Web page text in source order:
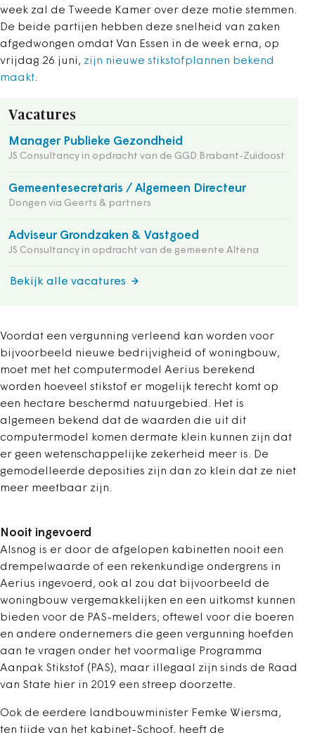
week zal de Tweede Kamer over deze motie stemmen.
De beide partijen hebben deze snelheid van zaken
afgedwongen omdat Van Essen in de week erna, op
vrijdag 26 juni, zijn nieuwe stikstofplannen bekend
maakt.
Vacatures
Manager Publieke Gezondheid
JS Consultancy in opdracht van de GGD Brabant-Zuidoost
Gemeentesecretaris / Algemeen Directeur
Dongen via Geerts & partners
Adviseur Grondzaken & Vastgoed
JS Consultancy in opdracht van de gemeente Altena
Bekijk alle vacatures
Voordat een vergunning verleend kan worden voor
bijvoorbeeld nieuwe bedrijvigheid of woningbouw,
moet met het computermodel Aerius berekend
worden hoeveel stikstof er mogelijk terecht komt op
een hectare beschermd natuurgebied. Het is
algemeen bekend dat de waarden die uit dit
computermodel komen dermate klein kunnen zijn dat
er geen wetenschappelijke zekerheid meer is. De
gemodelleerde deposities zijn dan zo klein dat ze niet
meer meetbaar zijn.
Nooit ingevoerd
Alsnog is er door de afgelopen kabinetten nooit een
drempelwaarde of een rekenkundige ondergrens in
Aerius ingevoerd, ook al zou dat bijvoorbeeld de
woningbouw vergemakkelijken en een uitkomst kunnen
bieden voor de PAS-melders; oftewel voor die boeren
en andere ondernemers die geen vergunning hoefden
aan te vragen onder het voormalige Programma
Aanpak Stikstof (PAS), maar illegaal zijn sinds de Raad
van State hier in 2019 een streep doorzette.
Ook de eerdere landbouwminister Femke Wiersma,
ten tijde van het kabinet-Schoof, heeft de